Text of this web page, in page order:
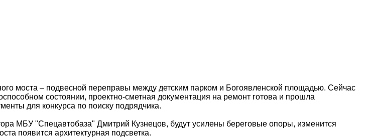
моста – подвесной переправы между детским парком и Богоявленской площадью. Сейчас
состоянии, проектно-сметная документация на ремонт готова и прошла
для конкурса по поиску подрядчика.
МБУ "Спецавтобаза" Дмитрий Кузнецов, будут усилены береговые опоры, изменится
появится архитектурная подсветка.